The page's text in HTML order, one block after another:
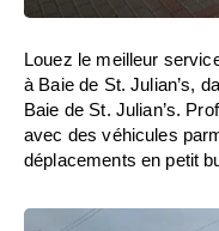
Louez le meilleur
à Baie de St. Julian’s,
Baie de St. Julian’s.
avec des véhicules
déplacements en petit